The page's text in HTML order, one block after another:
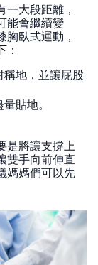
大段距離，
能會繼續變
臥式運動，
地，並讓屁股
貼地。
是將讓支撐上
雙手向前伸直
媽媽們可以先